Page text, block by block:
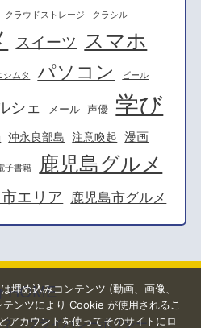
クラウドストレージ クラシル
スイーツ スマホ
シムタ パソコン ビール
シェ メール 声優 学び
沖永良部島 注意喚起 漫画
子書籍 鹿児島グルメ
エリア 鹿児島市グルメ
HOME
プライバシーポリシー
埋め込みコンテンツ (動画、画像、
ンツにより Cookie が使用されるこ
アカウントを使ってそのサイトにロ